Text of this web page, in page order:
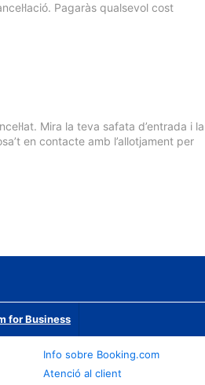
Pagaràs qualsevol cost
Mira la teva safata d’entrada i la
en contacte amb l’allotjament per
for Business
Info sobre Booking.com
Atenció al client